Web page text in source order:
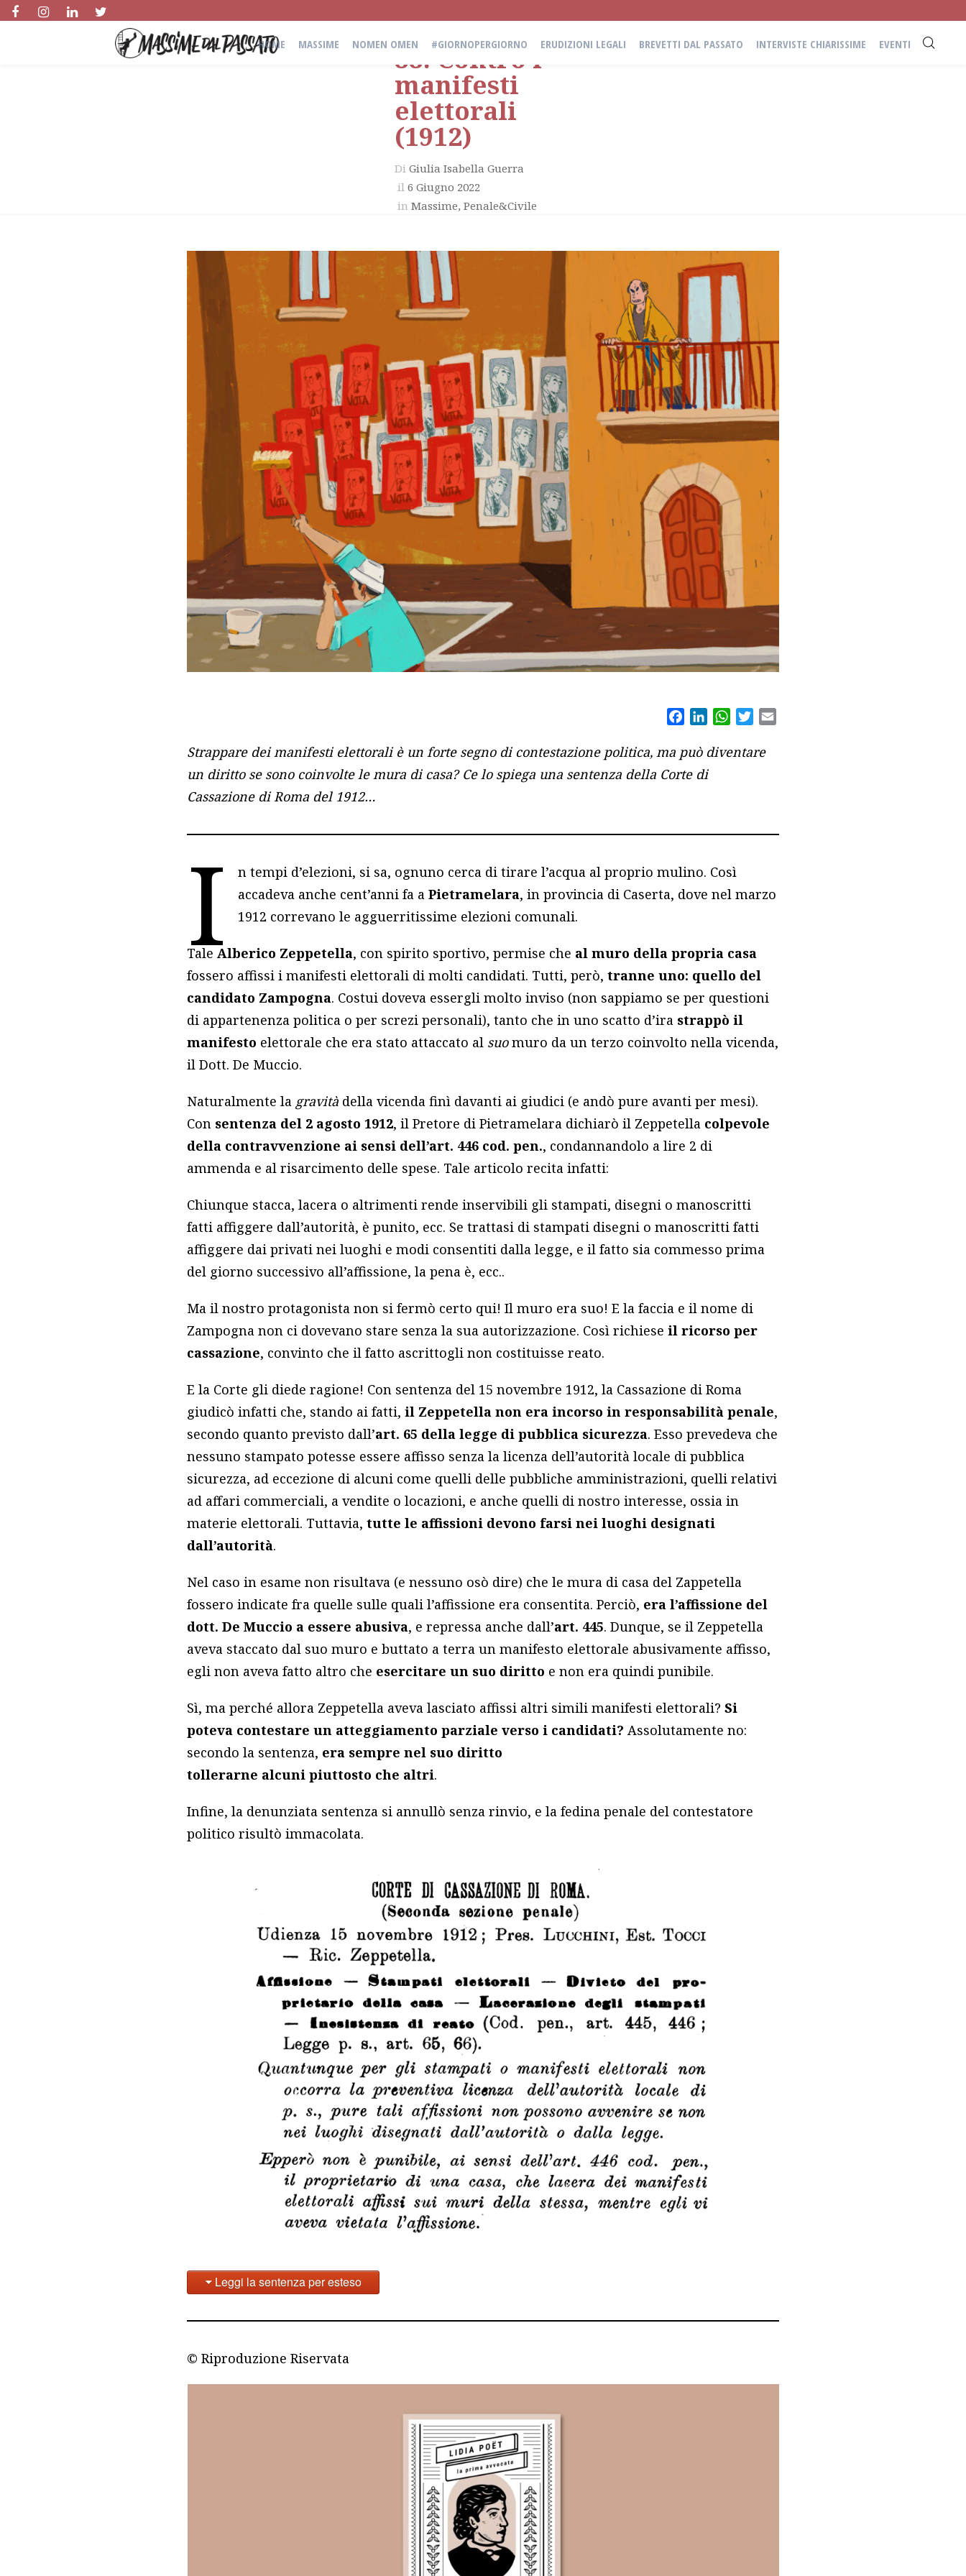
HOME MASSIME NOMEN OMEN #GIORNOPERGIORNO ERUDIZIONI LEGALI BREVETTI DAL PASSATO INTERVISTE CHIARISSIME EVENTI
88. Contro i
manifesti
elettorali
(1912)
Di Giulia Isabella Guerra
il 6 Giugno 2022
in Massime, Penale&Civile
FacebookLinkedInWhatsApp
Twitter
Strappare dei manifesti elettorali è un forte segno di contestazione politica, ma può diventare
un diritto se sono coinvolte le mura di casa? Ce lo spiega una sentenza della Corte di
Cassazione di Roma del 1912…
I
n tempi d’elezioni, si sa, ognuno cerca di tirare l’acqua al proprio mulino. Così
accadeva anche cent’anni fa aPietramelara, in provincia di Caserta, dove nel marzo
1912 correvano le agguerritissime elezioni comunali.
TaleAlberico Zeppetella, con spirito sportivo, permise che al muro della propria casa
fossero affissi i manifesti elettorali di molti candidati. Tutti, però,tranne uno: quello del
candidato Zampogna. Costui doveva essergli molto inviso (non sappiamo se per questioni
di appartenenza politica o per screzi personali), tanto che in uno scatto d’ira strappò il
manifesto elettorale che era stato attaccato al suomuro da un terzo coinvolto nella vicenda,
il Dott. De Muccio.
Naturalmente la gravità della vicenda finì davanti ai giudici (e andò pure avanti per mesi).
Con sentenza del 2 agosto 1912, il Pretore di Pietramelara dichiarò il Zeppetella colpevole
della contravvenzione ai sensi dell’art. 446 cod. pen., condannandolo a lire 2 di
ammenda e al risarcimento delle spese. Tale articolo recita infatti:
Chiunque stacca, lacera o altrimenti rende inservibili gli stampati, disegni o manoscritti
fatti affiggere dall’autorità, è punito, ecc. Se trattasi di stampati disegni o manoscritti fatti
affiggere dai privati nei luoghi e modi consentiti dalla legge, e il fatto sia commesso prima
del giorno successivo all’affissione, la pena è, ecc..
Ma il nostro protagonista non si fermò certo qui! Il muro era suo! E la faccia e il nome di
Zampogna non ci dovevano stare senza la sua autorizzazione. Così richiese il ricorso per
cassazione, convinto che il fatto ascrittogli non costituisse reato.
E la Corte gli diede ragione! Con sentenza del 15 novembre 1912, la Cassazione di Roma
giudicò infatti che, stando ai fatti,il Zeppetella non era incorso in responsabilità penale,
secondo quanto previsto dall’art. 65 della legge di pubblica sicurezza. Esso prevedeva che
nessuno stampato potesse essere affisso senza la licenza dell’autorità locale di pubblica
sicurezza, ad eccezione di alcuni come quelli delle pubbliche amministrazioni, quelli relativi
ad affari commerciali, a vendite o locazioni, e anche quelli di nostro interesse, ossia in
materie elettorali. Tuttavia,tutte le affissioni devono farsi nei luoghi designati
dall’autorità.
Nel caso in esame non risultava (e nessuno osò dire) che le mura di casa del Zappetella
fossero indicate fra quelle sulle quali l’affissione era consentita. Perciò, era l’affissione del
dott. De Muccio a essere abusiva, e repressa anche dall’art. 445. Dunque, se il Zeppetella
aveva staccato dal suo muro e buttato a terra un manifesto elettorale abusivamente affisso,
egli non aveva fatto altro che esercitare un suo diritto e non era quindi punibile.
Sì, ma perché allora Zeppetella aveva lasciato affissi altri simili manifesti elettorali?Si
poteva contestare un atteggiamento parziale verso i candidati? Assolutamente no:
secondo la sentenza, era sempre nel suo diritto
tollerarne alcuni piuttosto che altri.
Infine, la denunziata sentenza si annullò senza rinvio, e la fedina penale del contestatore
politico risultò immacolata.
Leggi la sentenza per esteso
© Riproduzione Riservata